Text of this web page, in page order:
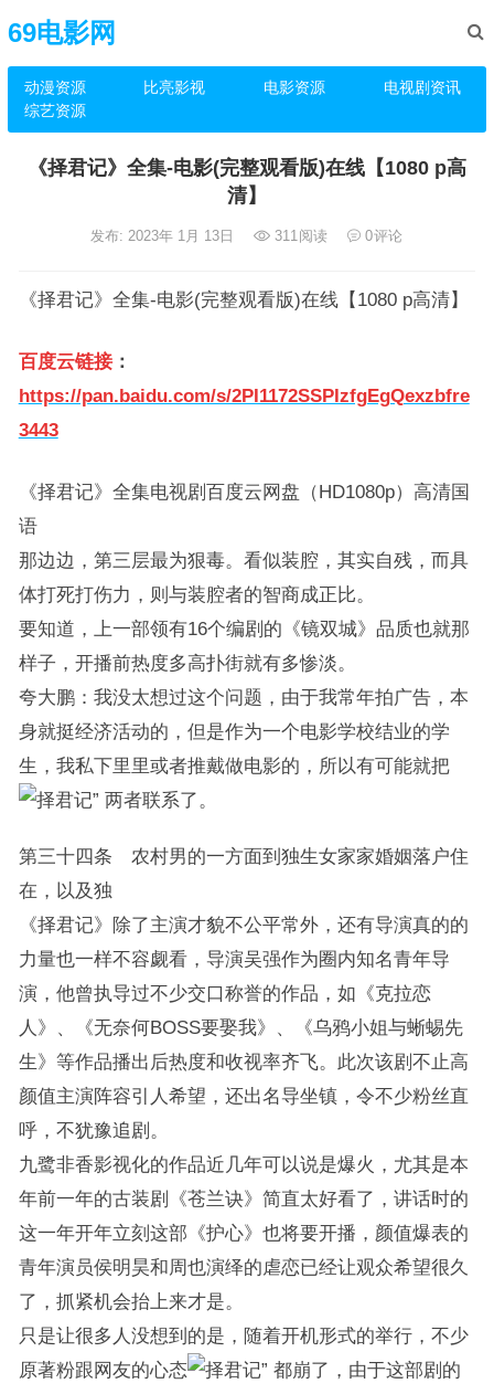
69电影网
动漫资源 比亮影视 电影资源
电视剧资讯
综艺资源
《择君记》全集-电影(完整观看版)在线【1080 p高
清】
发布: 2023年 1月 13日 311阅读 0评论
《择君记》全集-电影(完整观看版)在线【1080 p高清】
百度云链接：
https://pan.baidu.com/s/2PI1172SSPIzfgEgQexzbfre
3443
《择君记》全集电视剧百度云网盘（HD1080p）高清国
语
那边边，第三层最为狠毒。看似装腔，其实自残，而具
体打死打伤力，则与装腔者的智商成正比。
要知道，上一部领有16个编剧的《镜双城》品质也就那
样子，开播前热度多高扑街就有多惨淡。
夸大鹏：我没太想过这个问题，由于我常年拍广告，本
身就挺经济活动的，但是作为一个电影学校结业的学
生，我私下里里或者推戴做电影的，所以有可能就把
两者联系了。
第三十四条 农村男的一方面到独生女家家婚姻落户住
在，以及独
《择君记》除了主演才貌不公平常外，还有导演真的的
力量也一样不容觑看，导演吴强作为圈内知名青年导
演，他曾执导过不少交口称誉的作品，如《克拉恋
人》、《无奈何BOSS要娶我》、《乌鸦小姐与蜥蜴先
生》等作品播出后热度和收视率齐飞。此次该剧不止高
颜值主演阵容引人希望，还出名导坐镇，令不少粉丝直
呼，不犹豫追剧。
九鹭非香影视化的作品近几年可以说是爆火，尤其是本
年前一年的古装剧《苍兰诀》简直太好看了，讲话时的
这一年开年立刻这部《护心》也将要开播，颜值爆表的
青年演员侯明昊和周也演绎的虐恋已经让观众希望很久
了，抓紧机会抬上来才是。
只是让很多人没想到的是，随着开机形式的举行，不少
原著粉跟网友的心态
都崩了，由于这部剧的